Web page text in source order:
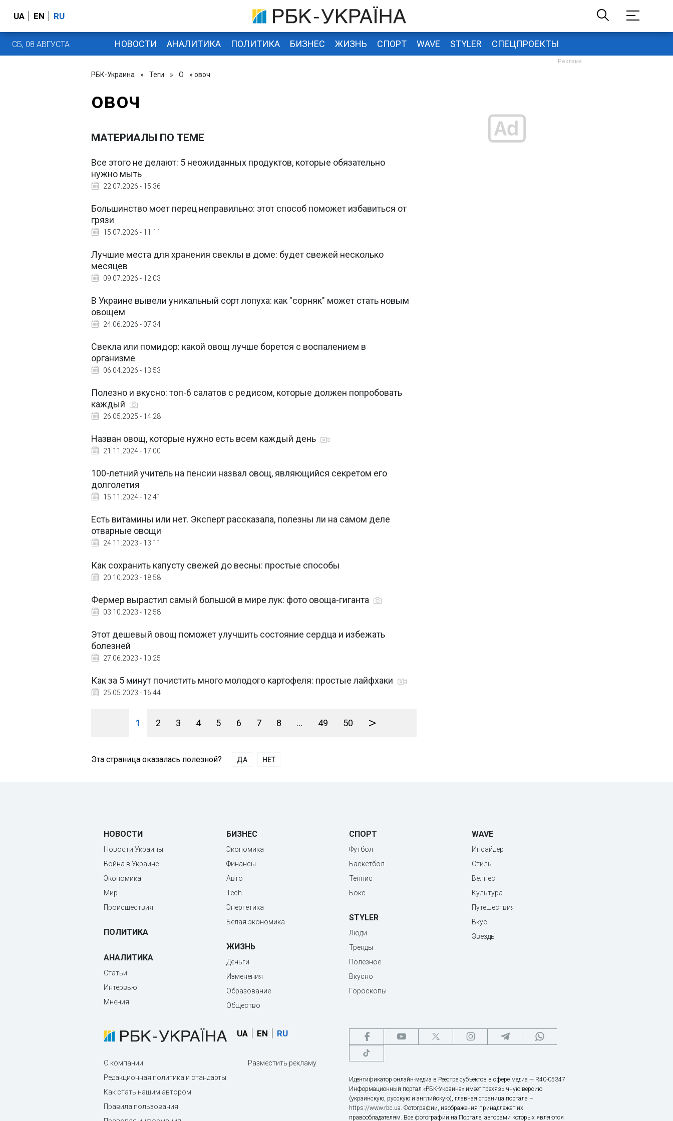
UA EN RU
СБ, 08 АВГУСТА НОВОСТИ АНАЛИТИКА ПОЛИТИКА БИЗНЕС ЖИЗНЬ СПОРТ WAVE STYLER СПЕЦПРОЕКТЫ
РБК-Украина » Теги » О » овоч
овоч
МАТЕРИАЛЫ ПО ТЕМЕ
Все этого не делают: 5 неожиданных продуктов, которые обязательно
нужно мыть
22.07.2026 - 15:36
Большинство моет перец неправильно: этот способ поможет избавиться от
грязи
15.07.2026 - 11:11
Лучшие места для хранения свеклы в доме: будет свежей несколько
месяцев
09.07.2026 - 12:03
В Украине вывели уникальный сорт лопуха: как "сорняк" может стать новым
овощем
24.06.2026 - 07:34
Свекла или помидор: какой овощ лучше борется с воспалением в
организме
06.04.2026 - 13:53
Полезно и вкусно: топ-6 салатов с редисом, которые должен попробовать
каждый
26.05.2025 - 14:28
Назван овощ, которые нужно есть всем каждый день
21.11.2024 - 17:00
100-летний учитель на пенсии назвал овощ, являющийся секретом его
долголетия
15.11.2024 - 12:41
Есть витамины или нет. Эксперт рассказала, полезны ли на самом деле
отварные овощи
24.11.2023 - 13:11
Как сохранить капусту свежей до весны: простые способы
20.10.2023 - 18:58
Фермер вырастил самый большой в мире лук: фото овоща-гиганта
03.10.2023 - 12:58
Этот дешевый овощ поможет улучшить состояние сердца и избежать
болезней
27.06.2023 - 10:25
Как за 5 минут почистить много молодого картофеля: простые лайфхаки
25.05.2023 - 16:44
1 2 3 4 5 6 7 8 ... 49 50 >
Эта страница оказалась полезной? ДА НЕТ
НОВОСТИ
Новости Украины
Война в Украине
Экономика
Мир
Происшествия
ПОЛИТИКА
АНАЛИТИКА
Статьи
Интервью
Мнения
БИЗНЕС
Экономика
Финансы
Авто
Tech
Энергетика
Белая экономика
ЖИЗНЬ
Деньги
Изменения
Образование
Общество
СПОРТ
Футбол
Баскетбол
Теннис
Бокс
STYLER
Люди
Тренды
Полезное
Вкусно
Гороскопы
WAVE
Инсайдер
Стиль
Велнес
Культура
Путешествия
Вкус
Звезды
UA EN RU
О компании
Редакционная политика и стандарты
Как стать нашим автором
Правила пользования
Разместить рекламу
Идентификатор онлайн-медиа в Реестре субъектов в сфере медиа — R40-05347
Информационный портал «РБК-Украина» имеет трехязычную версию
(украинскую, русскую и английскую), главная страница портала –
https://www.rbc.ua. Фотографии, изображения принадлежат их
правообладателям. Все фотографии на Портале, авторами которых являются